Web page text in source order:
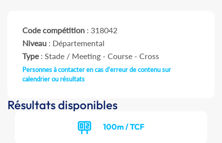
Code compétition : 318042
Niveau : Départemental
Type: Stade / Meeting - Course - Cross
Personnes à contacter en cas d'erreur de contenu sur
calendrier ou résultats
Résultats disponibles
100m / TCF